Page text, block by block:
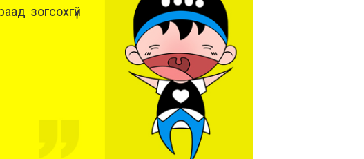
зогсохгүй